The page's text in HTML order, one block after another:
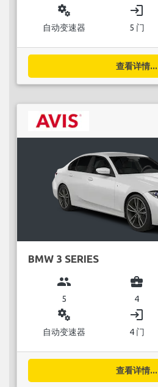
miscellaneous_services
自动变速器
login
5 门
查看详情...
BMW 3 SERIES
group
5
business_center
4
miscellaneous_services
自动变速器
login
4 门
查看详情...